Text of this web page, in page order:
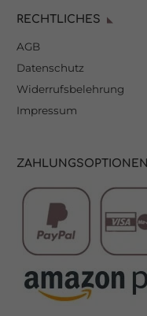
RECHTLICHES
AGB
Datenschutz
Widerrufsbelehrung
Impressum
ZAHLUNGSOPTIONEN